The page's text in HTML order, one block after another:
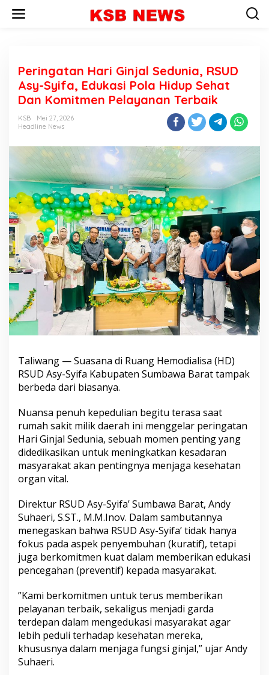
Peringatan Hari Ginjal Sedunia, RSUD
Asy-Syifa, Edukasi Pola Hidup Sehat
Dan Komitmen Pelayanan Terbaik
KSB
Mei 27, 2026
Headline News
Taliwang — Suasana di Ruang Hemodialisa (HD)
RSUD Asy-Syifa Kabupaten Sumbawa Barat tampak
berbeda dari biasanya.
Nuansa penuh kepedulian begitu terasa saat
rumah sakit milik daerah ini menggelar peringatan
Hari Ginjal Sedunia, sebuah momen penting yang
didedikasikan untuk meningkatkan kesadaran
masyarakat akan pentingnya menjaga kesehatan
organ vital.
Direktur RSUD Asy-Syifa’ Sumbawa Barat, Andy
Suhaeri, S.ST., M.M.Inov. Dalam sambutannya
menegaskan bahwa RSUD Asy-Syifa’ tidak hanya
fokus pada aspek penyembuhan (kuratif), tetapi
juga berkomitmen kuat dalam memberikan edukasi
pencegahan (preventif) kepada masyarakat.
​”Kami berkomitmen untuk terus memberikan
pelayanan terbaik, sekaligus menjadi garda
terdepan dalam mengedukasi masyarakat agar
lebih peduli terhadap kesehatan mereka,
khususnya dalam menjaga fungsi ginjal,” ujar Andy
Suhaeri.